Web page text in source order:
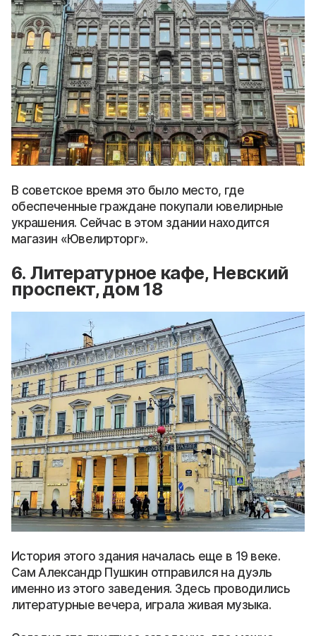
В советское время это было место, где
обеспеченные граждане покупали ювелирные
украшения. Сейчас в этом здании находится
магазин «Ювелирторг».
6. Литературное кафе, Невский
проспект, дом 18
История этого здания началась еще в 19 веке.
Сам Александр Пушкин отправился на дуэль
именно из этого заведения. Здесь проводились
литературные вечера, играла живая музыка.